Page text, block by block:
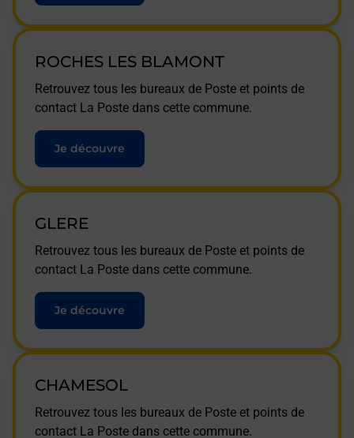
ROCHES LES BLAMONT
Retrouvez tous les bureaux de Poste et points de
contact La Poste dans cette commune.
Je découvre
GLERE
Retrouvez tous les bureaux de Poste et points de
contact La Poste dans cette commune.
Je découvre
CHAMESOL
Retrouvez tous les bureaux de Poste et points de
contact La Poste dans cette commune.